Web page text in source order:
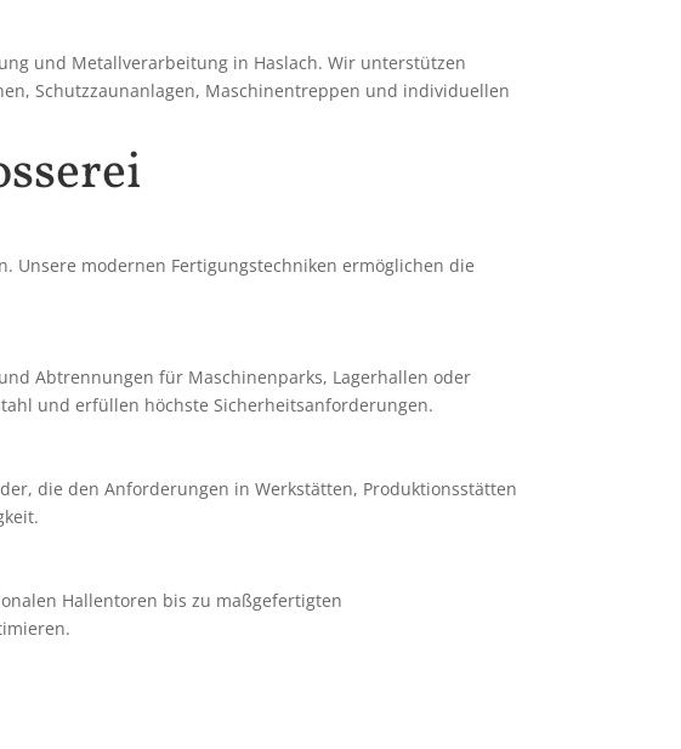
und Metallverarbeitung in Haslach. Wir unterstützen
Schutzzaunanlagen, Maschinentreppen und individuellen
Unsere modernen Fertigungstechniken ermöglichen die
Abtrennungen für Maschinenparks, Lagerhallen oder
und erfüllen höchste Sicherheitsanforderungen.
die den Anforderungen in Werkstätten, Produktionsstätten
Hallentoren bis zu maßgefertigten